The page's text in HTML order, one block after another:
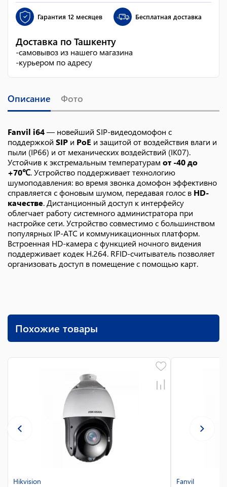
Гарантия 12 месяцев Бесплатная доставка
Доставка по Ташкенту
-самовывоз из нашего магазина
-курьером по адресу
Описание Фото
Fanvil i64— новейший SIP-видеодомофон с
поддержкой SIP и PoE и защитой от воздействия влаги и
пыли (IP66) и от механических воздействий (IK07).
Устойчив к экстремальным температурам от -40 до
+70℃. Устройство поддерживает технологию
шумоподавления: во время звонка домофон эффективно
справляется с фоновым шумом, передавая голос в HD-
качестве. Дистанционный доступ к интерфейсу
облегчает работу системного администратора при
настройке сети. Устройство совместимо с большинством
популярных IP-АТС и коммуникационных платформ.
Встроенная HD-камера с функцией ночного видения
поддерживает кодек H.264. RFID-считыватель позволяет
организовать доступ в помещение с помощью карт.
Похожие товары
Hikvision
Fanvil